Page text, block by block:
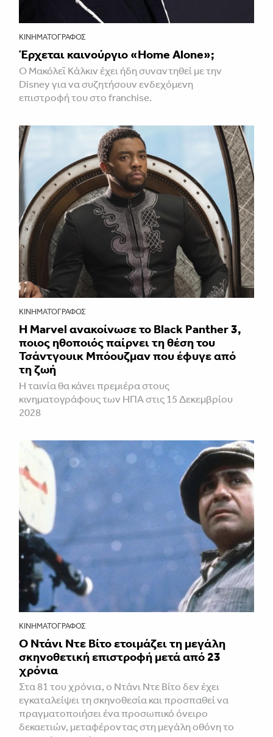
ΚΙΝΗΜΑΤΟΓΡΆΦΟΣ
Έρχεται καινούργιο «Home Alone»;
Ο Μακόλεϊ Κάλκιν έχει ήδη συναντηθεί με την
Disney για να συζητήσουν ενδεχόμενη
επιστροφή του στο franchise.
ΚΙΝΗΜΑΤΟΓΡΆΦΟΣ
Η Marvel ανακοίνωσε το Black Panther 3,
ποιος ηθοποιός παίρνει τη θέση του
Τσάντγουικ Μπόουζμαν που έφυγε από
τη ζωή
Η ταινία θα κάνει πρεμιέρα στους
κινηματογράφους των ΗΠΑ στις 15 Δεκεμβρίου
2028
ΚΙΝΗΜΑΤΟΓΡΆΦΟΣ
Ο Ντάνι Ντε Βίτο ετοιμάζει τη μεγάλη
σκηνοθετική επιστροφή μετά από 23
χρόνια
Στα 81 του χρόνια, ο Ντάνι Ντε Βίτο δεν έχει
εγκαταλείψει τη σκηνοθεσία και προσπαθεί να
πραγματοποιήσει ένα προσωπικό όνειρο
δεκαετιών, μεταφέροντας στη μεγάλη οθόνη το